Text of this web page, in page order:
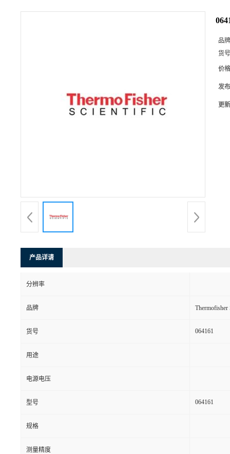
品
货
价
发
更
产品详请
分辨率
品牌
货号 064161
用途
电源电压
型号 064161
规格
测量精度